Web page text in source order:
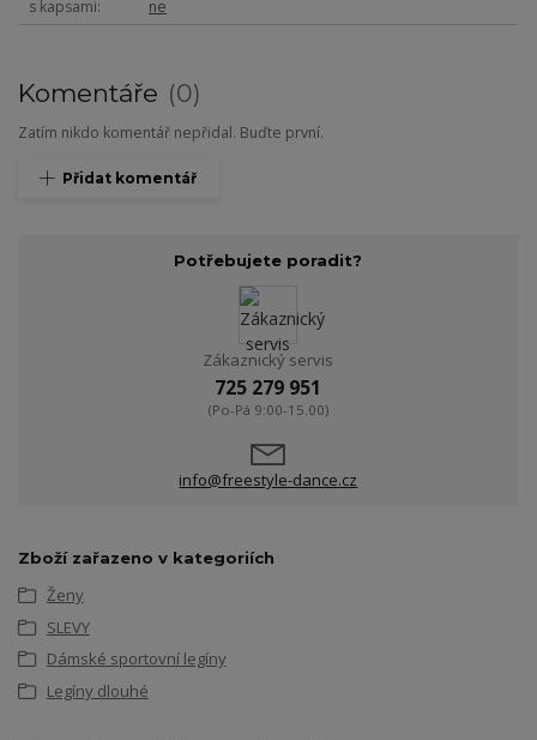
s kapsami ne
Komentáře 0
Zatím nikdo komentář nepřidal. Buďte první.
Přidat komentář
Potřebujete poradit?
Zákaznický servis
725 279 951
(Po-Pá 9:00-15.00)
info@freestyle-dance.cz
Zboží zařazeno v kategoriích
Ženy
SLEVY
Dámské sportovní legíny
Legíny dlouhé